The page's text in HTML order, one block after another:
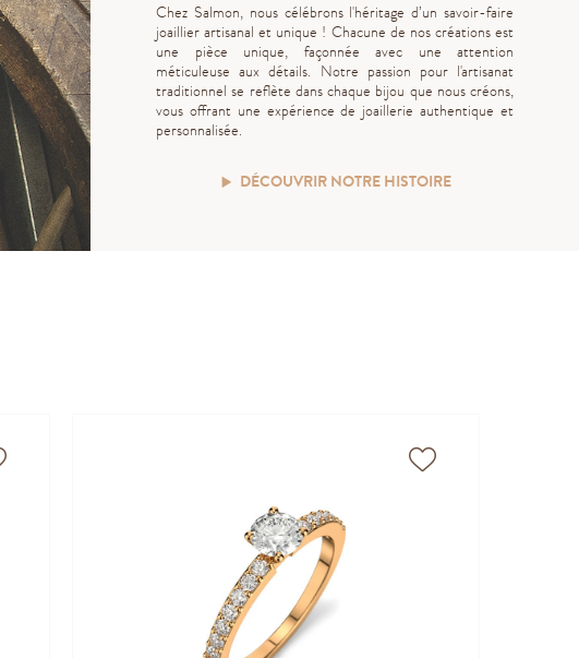
Chez Salmon, nous célébrons l'héritage d’un savoir-faire
joaillier artisanal et unique ! Chacune de nos créations est
une pièce unique, façonnée avec une attention
méticuleuse aux détails. Notre passion pour l'artisanat
traditionnel se reflète dans chaque bijou que nous créons,
vous offrant une expérience de joaillerie authentique et
personnalisée.
DÉCOUVRIR NOTRE HISTOIRE